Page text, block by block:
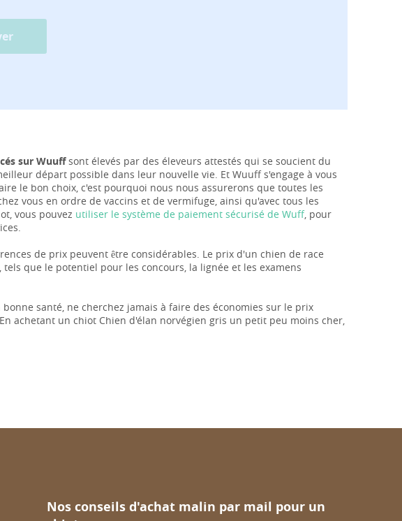
sur Wuuffsont élevés par des éleveurs attestés qui se soucient du
départ possible dans leur nouvelle vie. Et Wuuff s'engage à vous
le bon choix, c'est pourquoi nous nous assurerons que toutes les
vous en ordre de vaccins et de vermifuge, ainsi qu'avec tous les
vous pouvez utiliser le système de paiement sécurisé de Wuff, pour
de prix peuvent être considérables. Le prix d'un chien de race
que le potentiel pour les concours, la lignée et les examens
santé, ne cherchez jamais à faire des économies sur le prix
achetant un chiot Chien d'élan norvégien gris un petit peu moins cher,
Nos conseils d'achat malin par mail pour un